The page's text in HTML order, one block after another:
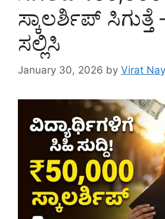
ಸ್ಕಾಲರ್ಶಿಪ್
ಸಲ್ಲಿಸಿ
January 30, 2026 by Virat